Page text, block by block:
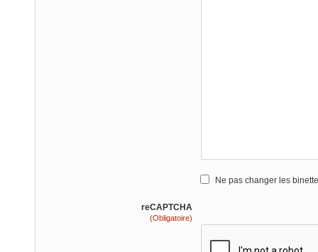
Ne pas changer les
reCAPTCHA
(Obligatoire)